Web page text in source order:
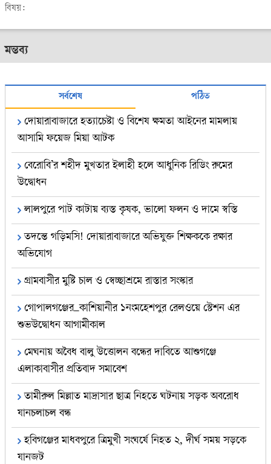
বিষয়:
মন্তব্য
সর্বশেষ পঠিত
দোয়ারাবাজারে হত্যাচেষ্টা ও বিশেষ ক্ষমতা আইনের মামলায়
আসামি ফয়েজ মিয়া আটক
বেরোবি’র শহীদ মুখতার ইলাহী হলে আধুনিক রিডিং রুমের
উদ্বোধন
লালপুরে পাট কাটায় ব্যস্ত কৃষক, ভালো ফলন ও দামে স্বস্তি
তদন্তে গড়িমসি! দোয়ারাবাজারে অভিযুক্ত শিক্ষককে রক্ষার
অভিযোগ
গ্রামবাসীর মুষ্টি চাল ও স্বেচ্ছাশ্রমে রাস্তার সংস্কার
গোপালগঞ্জের_কাশিয়ানীর ১নংমহেশপুর রেলওয়ে স্টেশন এর
শুভউদ্বোধন আগামীকাল
মেঘনায় অবৈধ বালু উত্তোলন বন্ধের দাবিতে আশুগঞ্জে
এলাকাবাসীর প্রতিবাদ সমাবেশ
তামীরুল মিল্লাত মাদ্রাসার ছাত্র নিহতে ঘটনায় সড়ক অবরোধ
যানচলাচল বন্ধ
হবিগঞ্জের মাধবপুরে ত্রিমুখী সংঘর্ষে নিহত ২, দীর্ঘ সময় সড়কে
যানজট